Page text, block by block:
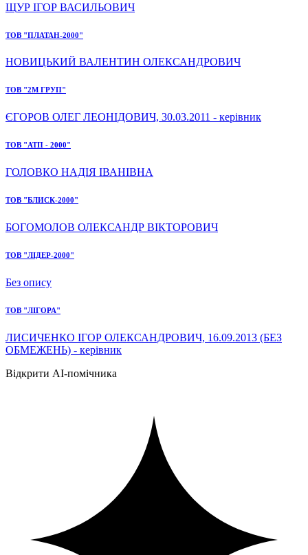
ЩУР ІГОР ВАСИЛЬОВИЧ
ТОВ "ПЛАТАН-2000"
НОВИЦЬКИЙ ВАЛЕНТИН ОЛЕКСАНДРОВИЧ
ТОВ "2М ГРУП"
ЄГОРОВ ОЛЕГ ЛЕОНІДОВИЧ, 30.03.2011 - керівник
ТОВ "АТП - 2000"
ГОЛОВКО НАДІЯ ІВАНІВНА
ТОВ "БЛИСК-2000"
БОГОМОЛОВ ОЛЕКСАНДР ВІКТОРОВИЧ
ТОВ "ЛІДЕР-2000"
Без опису
ТОВ "ЛІГОРА"
ЛИСИЧЕНКО ІГОР ОЛЕКСАНДРОВИЧ, 16.09.2013 (БЕЗ
ОБМЕЖЕНЬ) - керівник
Відкрити AI-помічника